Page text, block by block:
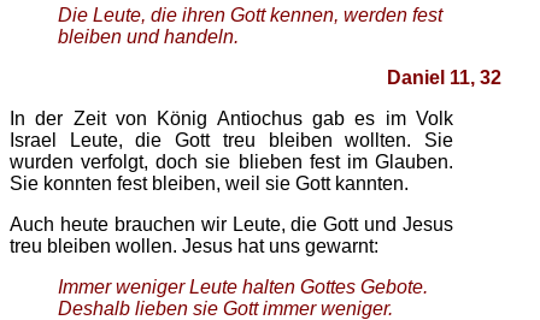
Die Leute, die ihren Gott kennen, werden fest
bleiben und handeln.
Daniel 11, 32
In der Zeit von König Antiochus gab es im Volk
Israel Leute, die Gott treu bleiben wollten. Sie
wurden verfolgt, doch sie blieben fest im Glauben.
Sie konnten fest bleiben, weil sie Gott kannten.
Auch heute brauchen wir Leute, die Gott und Jesus
treu bleiben wollen. Jesus hat uns gewarnt:
Immer weniger Leute halten Gottes Gebote.
Deshalb lieben sie Gott immer weniger.